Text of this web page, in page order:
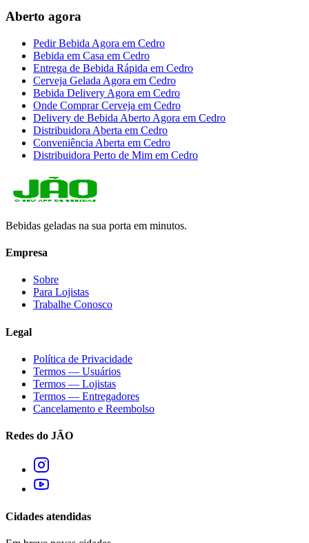
Aberto agora
Pedir Bebida Agora em Cedro
Bebida em Casa em Cedro
Entrega de Bebida Rápida em Cedro
Cerveja Gelada Agora em Cedro
Bebida Delivery Agora em Cedro
Onde Comprar Cerveja em Cedro
Delivery de Bebida Aberto Agora em Cedro
Distribuidora Aberta em Cedro
Conveniência Aberta em Cedro
Distribuidora Perto de Mim em Cedro
Bebidas geladas na sua porta em minutos.
Empresa
Sobre
Para Lojistas
Trabalhe Conosco
Legal
Política de Privacidade
Termos — Usuários
Termos — Lojistas
Termos — Entregadores
Cancelamento e Reembolso
Redes do JÃO
Cidades atendidas